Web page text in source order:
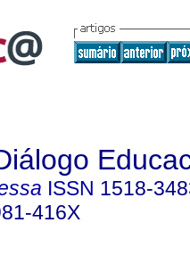
ISSN 1518-
416X